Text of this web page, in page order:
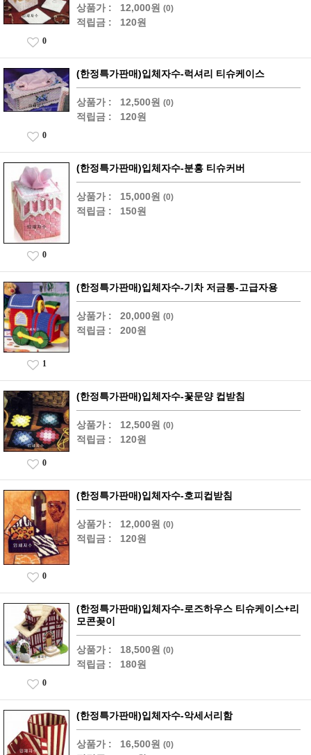
상품가 : 12,000원 (0)
적립금 : 120원
0
(한정특가판매)입체자수-럭셔리 티슈케이스
상품가 : 12,500원 (0)
적립금 : 120원
0
(한정특가판매)입체자수-분홍 티슈커버
상품가 : 15,000원 (0)
적립금 : 150원
0
(한정특가판매)입체자수-기차 저금통-고급자용
상품가 : 20,000원 (0)
적립금 : 200원
1
(한정특가판매)입체자수-꽃문양 컵받침
상품가 : 12,500원 (0)
적립금 : 120원
0
(한정특가판매)입체자수-호피컵받침
상품가 : 12,000원 (0)
적립금 : 120원
0
(한정특가판매)입체자수-로즈하우스 티슈케이스+리
모콘꽂이
상품가 : 18,500원 (0)
적립금 : 180원
0
(한정특가판매)입체자수-악세서리함
상품가 : 16,500원 (0)